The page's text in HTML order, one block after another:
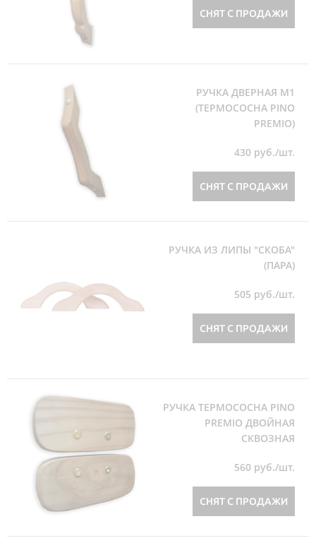
СНЯТ С ПРОДАЖИ
РУЧКА ДВЕРНАЯ М1
(ТЕРМОСОСНА PINO
PREMIO)
430 руб./шт.
СНЯТ С ПРОДАЖИ
РУЧКА ИЗ ЛИПЫ "СКОБА"
(ПАРА)
505 руб./шт.
СНЯТ С ПРОДАЖИ
РУЧКА ТЕРМОСОСНА PINO
PREMIO ДВОЙНАЯ
СКВОЗНАЯ
560 руб./шт.
СНЯТ С ПРОДАЖИ